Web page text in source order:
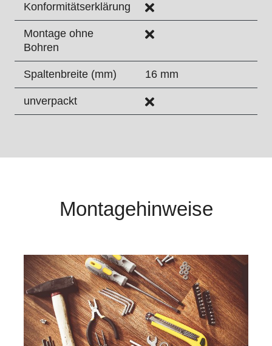
Konformitätserklärung
Montage ohne
Bohren
Spaltenbreite (mm) 16 mm
unverpackt
Montagehinweise